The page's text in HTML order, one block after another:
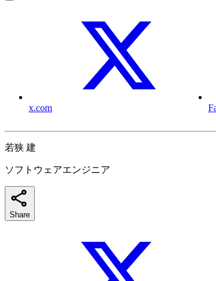
x.com
若狭 建
ソフトウェアエンジニア
Share